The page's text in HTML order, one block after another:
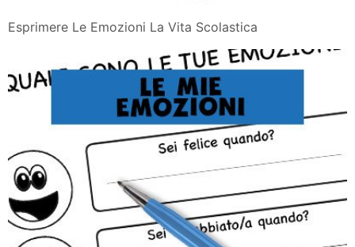
Esprimere Le Emozioni La Vita Scolastica